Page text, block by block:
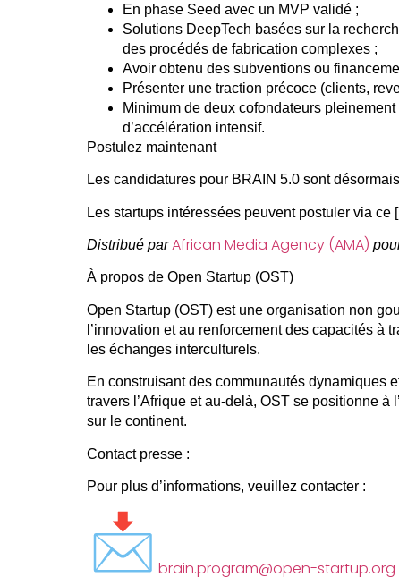
En phase Seed avec un MVP validé ;
Solutions DeepTech basées sur la
des procédés de fabrication complexes ;
Avoir obtenu des subventions ou
Présenter une traction précoce (clients,
Minimum de deux cofondateurspleinement
d’accélération intensif.
Postulez maintenant
Les candidatures pour BRAIN 5.0 sont
Les startups intéressées peuvent postuler via ce [
Distribué parAfrican Media Agency (AMA)
À propos de Open Startup (OST)
Open Startup (OST)est une organisation non
l’innovation et au renforcement des capacités à
les échanges interculturels.
En construisant des communautés dynamiques
travers l’Afrique et au-delà, OSTse positionne à
sur le continent.
Contact presse :
Pour plus d’informations, veuillez contacter :
brain.program@open-startup.org